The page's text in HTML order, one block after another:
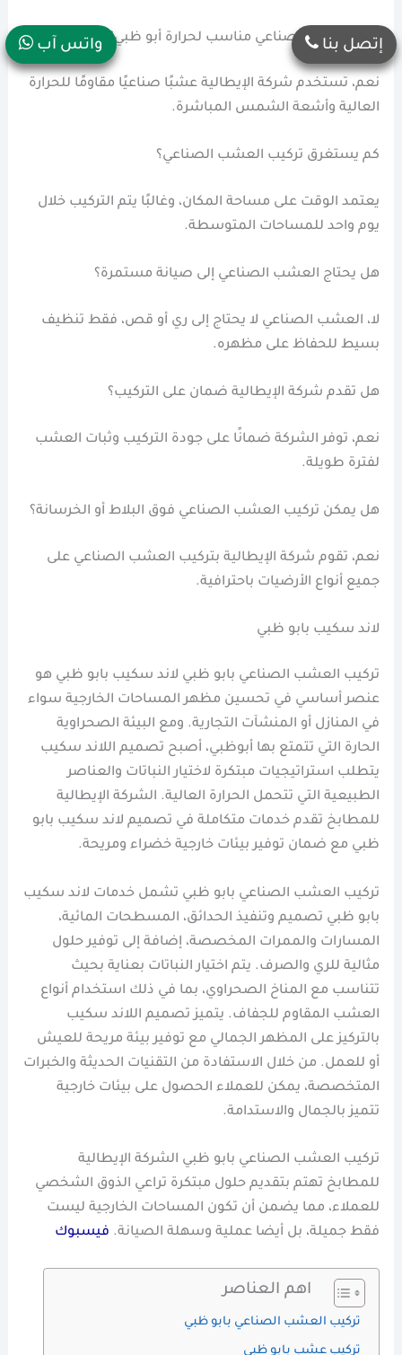
هل العشب الصناعي مناسب لحرارة أبو ظبي؟
نعم، تستخدم شركة الإيطالية عشبًا صناعيًا مقاومًا للحرارة
العالية وأشعة الشمس المباشرة.
كم يستغرق تركيب العشب الصناعي؟
يعتمد الوقت على مساحة المكان، وغالبًا يتم التركيب خلال
يوم واحد للمساحات المتوسطة.
هل يحتاج العشب الصناعي إلى صيانة مستمرة؟
لا، العشب الصناعي لا يحتاج إلى ري أو قص، فقط تنظيف
بسيط للحفاظ على مظهره.
هل تقدم شركة الإيطالية ضمان على التركيب؟
نعم، توفر الشركة ضمانًا على جودة التركيب وثبات العشب
لفترة طويلة.
هل يمكن تركيب العشب الصناعي فوق البلاط أو الخرسانة؟
نعم، تقوم شركة الإيطالية بتركيب العشب الصناعي على
جميع أنواع الأرضيات باحترافية.
لاند سكيب بابو ظبي
تركيب العشب الصناعي بابو ظبي لاند سكيب بابو ظبي هو
عنصر أساسي في تحسين مظهر المساحات الخارجية سواء
في المنازل أو المنشآت التجارية. ومع البيئة الصحراوية
الحارة التي تتمتع بها أبوظبي، أصبح تصميم اللاند سكيب
يتطلب استراتيجيات مبتكرة لاختيار النباتات والعناصر
الطبيعية التي تتحمل الحرارة العالية. الشركة الإيطالية
للمطابخ تقدم خدمات متكاملة في تصميم لاند سكيب بابو
ظبي مع ضمان توفير بيئات خارجية خضراء ومريحة.
تركيب العشب الصناعي بابو ظبي تشمل خدمات لاند سكيب
بابو ظبي تصميم وتنفيذ الحدائق، المسطحات المائية،
المسارات والممرات المخصصة، إضافة إلى توفير حلول
مثالية للري والصرف. يتم اختيار النباتات بعناية بحيث
تتناسب مع المناخ الصحراوي، بما في ذلك استخدام أنواع
العشب المقاوم للجفاف. يتميز تصميم اللاند سكيب
بالتركيز على المظهر الجمالي مع توفير بيئة مريحة للعيش
أو للعمل. من خلال الاستفادة من التقنيات الحديثة والخبرات
المتخصصة، يمكن للعملاء الحصول على بيئات خارجية
تتميز بالجمال والاستدامة.
تركيب العشب الصناعي بابو ظبي الشركة الإيطالية
للمطابخ تهتم بتقديم حلول مبتكرة تراعي الذوق الشخصي
للعملاء، مما يضمن أن تكون المساحات الخارجية ليست
فقط جميلة، بل أيضا عملية وسهلة الصيانة. فيسبوك
اهم العناصر
تركيب العشب الصناعي بابو ظبي
تركيب عشب بابو ظبي
واتس آب إتصل بنا